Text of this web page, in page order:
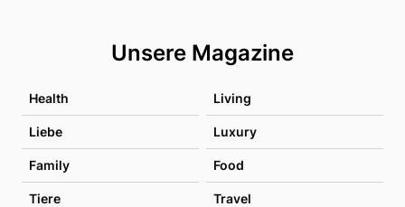
Unsere Magazine
Health Living
Liebe Luxury
Family Food
Tiere Travel